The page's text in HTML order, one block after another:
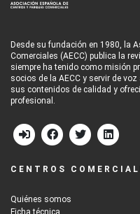
Desde su fundación en 1980, la
Comerciales (AECC) publica la
siempre ha tenido como misión
socios de la AECC y servir de
sus contenidos de calidad y
profesional.
CENTROS
Quiénes somos
Ficha técnica